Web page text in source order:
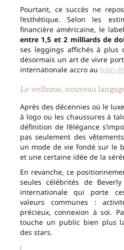
Pourtant, ce succès ne
l’esthétique. Selon les
financière américaine, le
entre 1,5 et 2 milliards de
ses leggings affichés à plus
désormais un art de vivre
internationale accro au bien-
Le wellness, nouveau
Après des décennies où le
à logo ou les chaussures à
définition de l’élégance
pas seulement des
un mode de vie fondé sur le
et une certaine idée de la
En revanche, ce
seules célébrités de
internationale qui porte
valeurs communes :
précieux, connexion à soi.
touche un public bien plus
des stars.